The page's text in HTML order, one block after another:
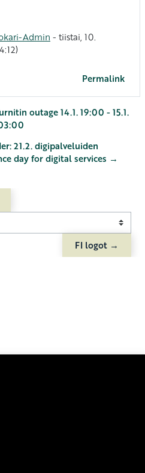
Admin - tiistai, 10.
Permalink
outage 14.1. 19:00 - 15.1.
21.2. digipalveluiden
day for digital services →
FI logot →